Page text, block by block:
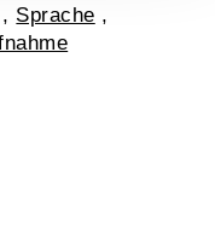
, Sprache ,